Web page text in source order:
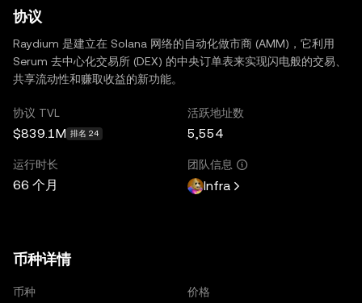
协议
Raydium 是建立在 Solana 网络的自动化做市商 (AMM)，它利用
Serum 去中心化交易所 (DEX) 的中央订单表来实现闪电般的交易、
共享流动性和赚取收益的新功能。
协议 TVL
$839.1M 排名 24
活跃地址数
5,554
运行时长
66 个月
团队信息
Infra
币种详情
币种 价格